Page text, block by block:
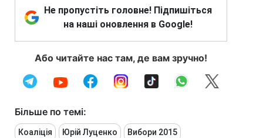
Не пропустіть головне! Підпишіться
на наші оновлення в Google!
Або читайте нас там, де вам зручно!
Більше по темі:
Коаліція Юрій Луценко Вибори 2015